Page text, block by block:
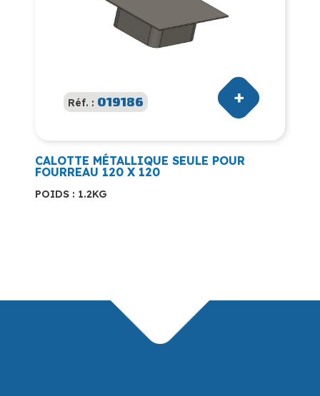
Réf. : 019186
CALOTTE MÉTALLIQUE SEULE POUR
FOURREAU 120 X 120
POIDS : 1.2KG